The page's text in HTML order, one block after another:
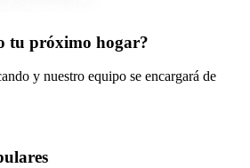
tu próximo hogar?
y nuestro equipo se encargará de